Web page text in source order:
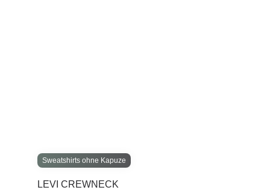
Sweatshirts ohne Kapuze
LEVI CREWNECK